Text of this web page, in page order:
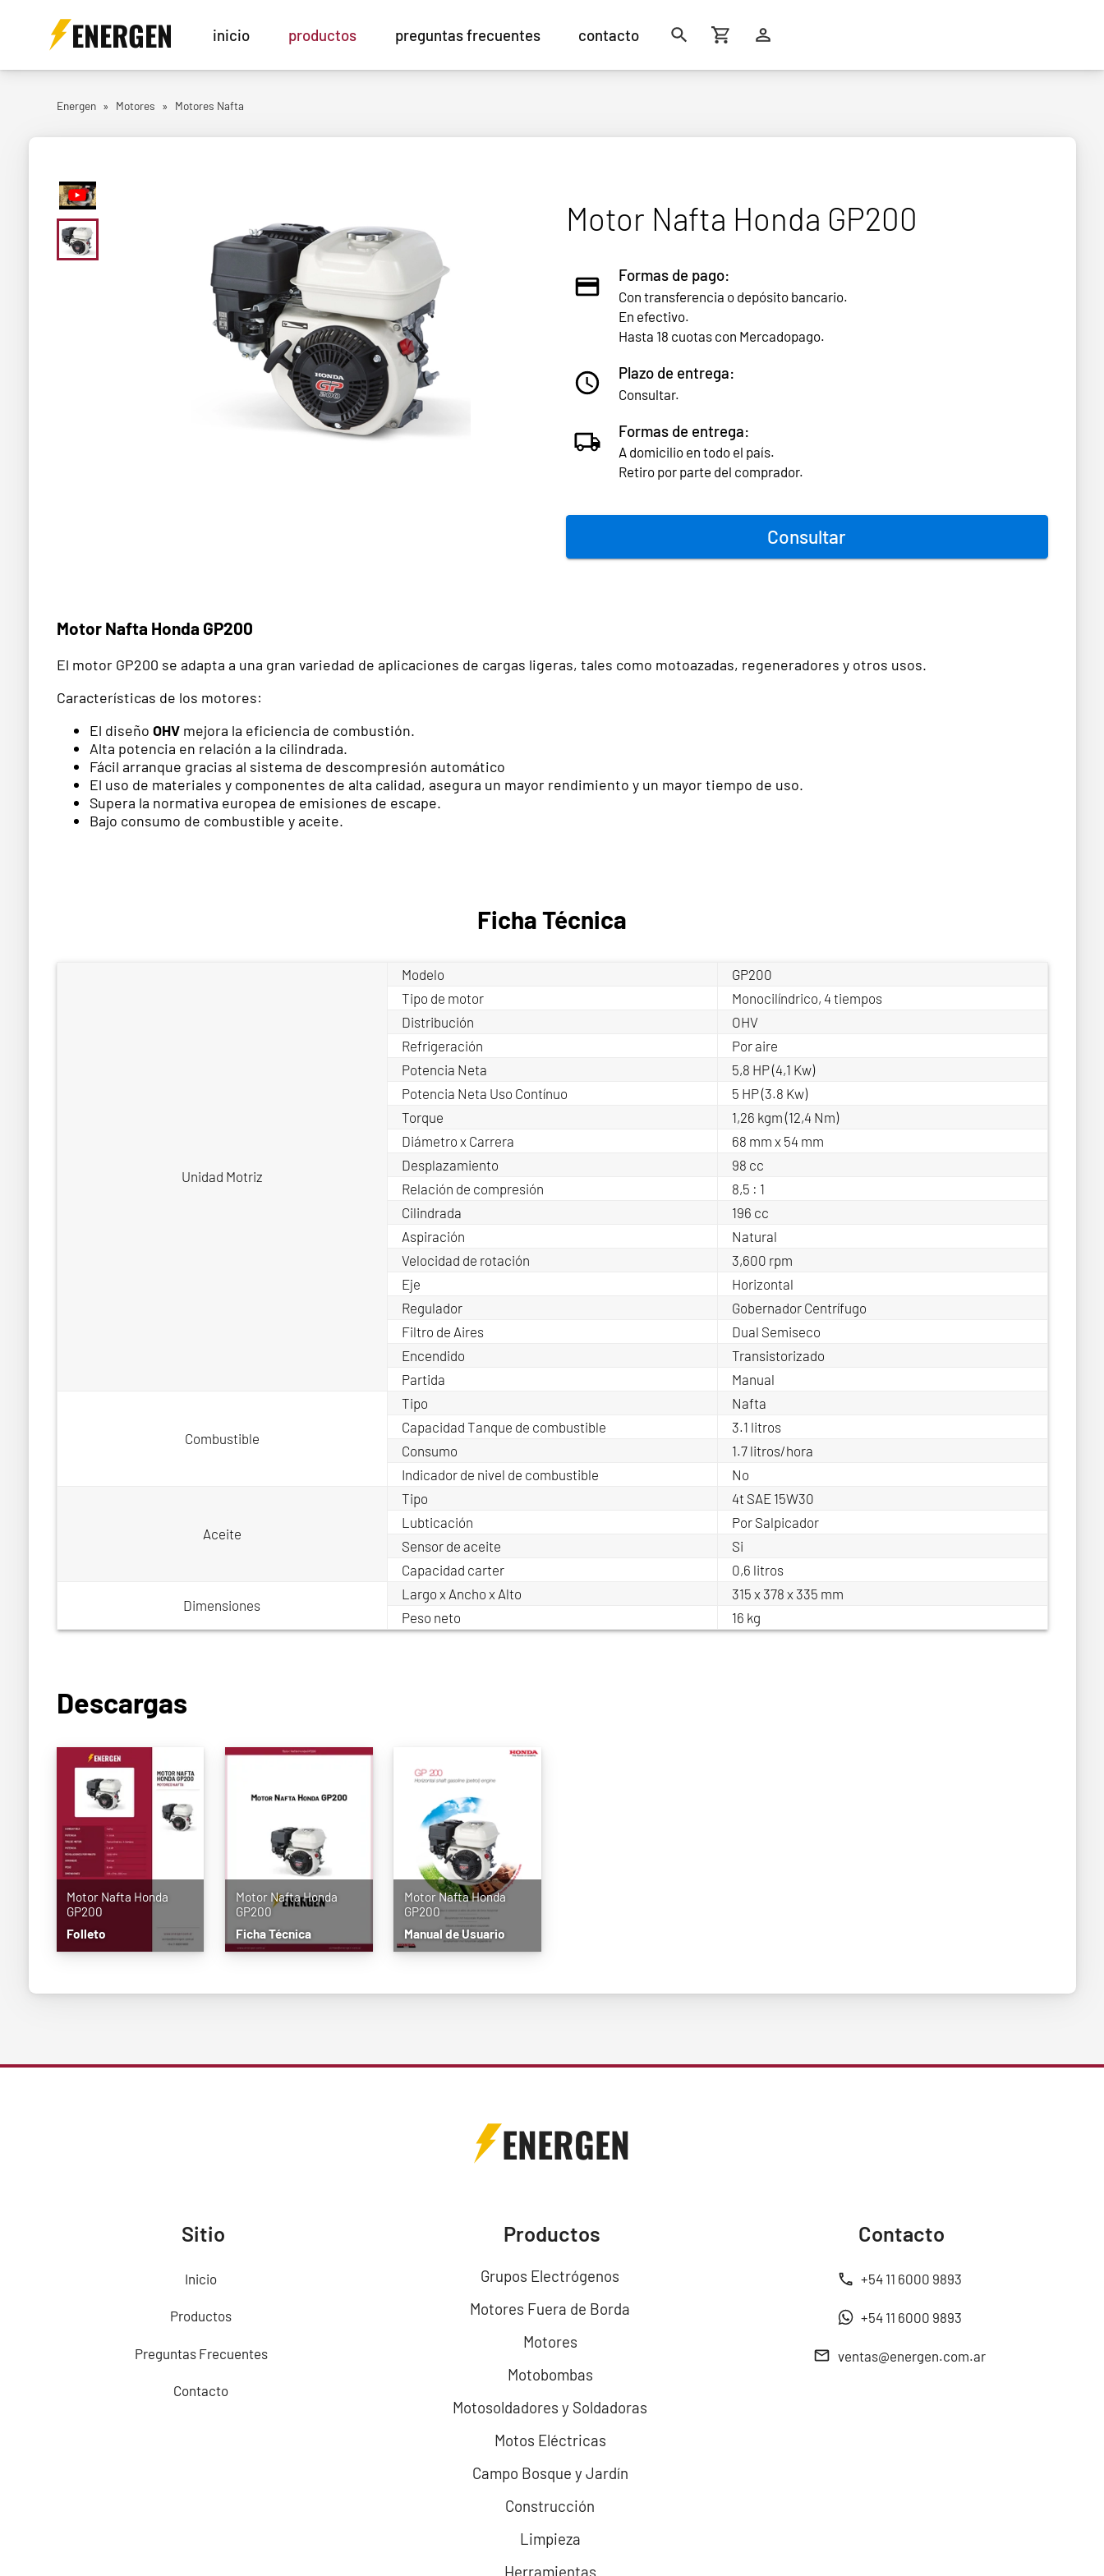
ENERGEN inicio productos preguntas frecuentes contacto
Energen » Motores » Motores Nafta
Motor Nafta Honda GP200
Formas de pago:
Con transferencia o depósito bancario.
En efectivo.
Hasta 18 cuotas con Mercadopago.
Plazo de entrega:
Consultar.
Formas de entrega:
A domicilio en todo el país.
Retiro por parte del comprador.
Consultar
Motor Nafta Honda GP200
El motor GP200 se adapta a una gran variedad de aplicaciones de cargas ligeras, tales como motoazadas, regeneradores y otros usos.
Características de los motores:
El diseño OHVmejora la eficiencia de combustión.
Alta potencia en relación a la cilindrada.
Fácil arranque gracias al sistema de descompresión automático
El uso de materiales y componentes de alta calidad, asegura un mayor rendimiento y un mayor tiempo de uso.
Supera la normativa europea de emisiones de escape.
Bajo consumo de combustible y aceite.
Ficha Técnica
Unidad Motriz
Modelo
GP200
Tipo de motor
Monocilíndrico, 4 tiempos
Distribución
OHV
Refrigeración
Por aire
Potencia Neta
5,8 HP (4,1 Kw)
Potencia Neta Uso Contínuo
5 HP (3.8 Kw)
Torque
1,26 kgm (12,4 Nm)
Diámetro x Carrera
68 mm x 54 mm
Desplazamiento
98 cc
Relación de compresión
8,5 : 1
Cilindrada
196 cc
Aspiración
Natural
Velocidad de rotación
3,600 rpm
Eje
Horizontal
Regulador
Gobernador Centrífugo
Filtro de Aires
Dual Semiseco
Encendido
Transistorizado
Partida
Manual
Combustible
Tipo
Nafta
Capacidad Tanque de combustible
3.1 litros
Consumo
1.7 litros/hora
Indicador de nivel de combustible
No
Aceite
Tipo
4t SAE 15W30
Lubticación
Por Salpicador
Sensor de aceite
Si
Capacidad carter
0,6 litros
Dimensiones
Largo x Ancho x Alto
315 x 378 x 335 mm
Peso neto
16 kg
Descargas
Motor Nafta Honda
GP200
Folleto
Motor Nafta Honda
GP200
Ficha Técnica
Motor Nafta Honda
GP200
Manual de Usuario
ENERGEN
Sitio
Inicio
Productos
Preguntas Frecuentes
Contacto
Productos
Grupos Electrógenos
Motores Fuera de Borda
Motores
Motobombas
Motosoldadores y Soldadoras
Motos Eléctricas
Campo Bosque y Jardín
Construcción
Limpieza
Herramientas
Contacto
+54 11 6000 9893
+54 11 6000 9893
ventas@energen.com.ar